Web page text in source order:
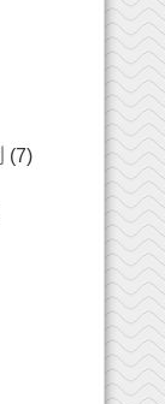
(7)